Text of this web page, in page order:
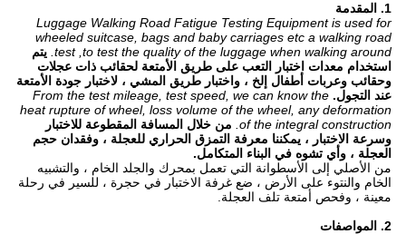
1. المقدمة
Luggage Walking Road Fatigue Testing Equipment is used for
wheeled suitcase, bags and baby carriages etc a walking road
test ,to test the quality of the luggage when walking around. يتم
استخدام معدات اختبار التعب على طريق الأمتعة لحقائب ذات عجلات
وحقائب وعربات أطفال إلخ ، واختبار طريق المشي ، لاختبار جودة الأمتعة
عند التجول. From the test mileage, test speed, we can know the
heat rupture of wheel, loss volume of the wheel, any deformation
of the integral construction. من خلال المسافة المقطوعة للاختبار
وسرعة الاختبار ، يمكننا معرفة التمزق الحراري للعجلة ، وفقدان حجم
العجلة ، وأي تشوه في البناء المتكامل.
من الأصلي إلى الأسطوانة التي تعمل بمحرك والجلد الخام ، والتشبيه
الخام والنتوء على الأرض ، ضع غرفة الاختبار في حجرة ، للسير في رحلة
معينة ، وفحص أمتعة تلف العجلة.
2. المواصفات